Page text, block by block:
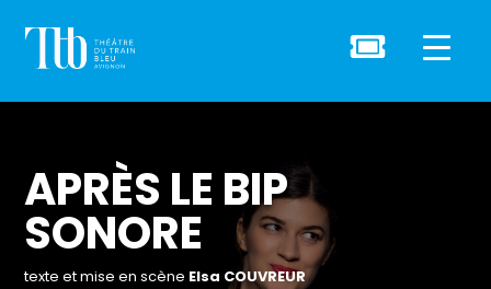

APRÈS LE BIP
SONORE
texte et mise en scène Elsa COUVREUR